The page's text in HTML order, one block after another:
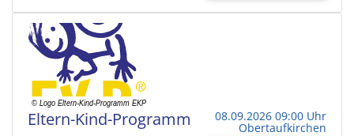
Eltern-Kind-Programm 08.09.2026 09:00 Uhr
Obertaufkirchen